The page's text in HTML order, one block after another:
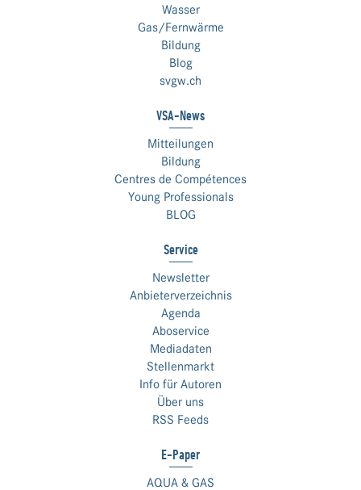
Wasser
Gas/Fernwärme
Bildung
Blog
svgw.ch
VSA-News
Mitteilungen
Bildung
Centres de Compétences
Young Professionals
BLOG
Service
Newsletter
Anbieterverzeichnis
Agenda
Aboservice
Mediadaten
Stellenmarkt
Info für Autoren
Über uns
RSS Feeds
E-Paper
AQUA & GAS